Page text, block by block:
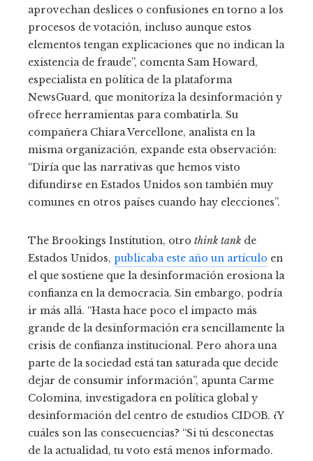
aprovechan deslices o confusiones en torno a los
procesos de votación, incluso aunque estos
elementos tengan explicaciones que no indican la
existencia de fraude”, comenta Sam Howard,
especialista en política de la plataforma
NewsGuard, que monitoriza la desinformación y
ofrece herramientas para combatirla. Su
compañera Chiara Vercellone, analista en la
misma organización, expande esta observación:
“Diría que las narrativas que hemos visto
difundirse en Estados Unidos son también muy
comunes en otros países cuando hay elecciones”.
The Brookings Institution, otro think tank de
Estados Unidos, publicaba este año un artículo en
el que sostiene que la desinformación erosiona la
confianza en la democracia. Sin embargo, podría
ir más allá. “Hasta hace poco el impacto más
grande de la desinformación era sencillamente la
crisis de confianza institucional. Pero ahora una
parte de la sociedad está tan saturada que decide
dejar de consumir información”, apunta Carme
Colomina, investigadora en política global y
desinformación del centro de estudios CIDOB. ¿Y
cuáles son las consecuencias? “Si tú desconectas
de la actualidad, tu voto está menos informado.